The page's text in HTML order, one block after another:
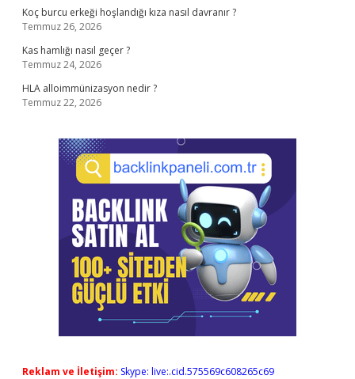
Koç burcu erkeği hoşlandığı kıza nasıl davranır ?
Temmuz 26, 2026
Kas hamlığı nasıl geçer ?
Temmuz 24, 2026
HLA alloimmünizasyon nedir ?
Temmuz 22, 2026
Reklam ve İletişim: Skype: live:.cid.575569c608265c69